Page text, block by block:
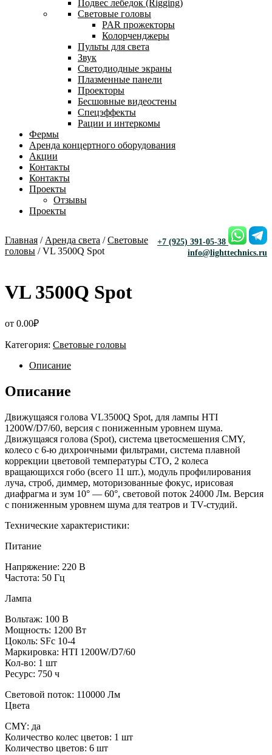
Подвес лебедок (Rigging)
Световые головы
PAR прожекторы
Колорченджеры
Пульты для света
Звук
Светодиодные экраны
Плазменные панели
Проекторы
Бесшовные видеостены
Спецэффекты
Рации и интеркомы
Фермы
Аренда концертного оборудования
Акции
Контакты
Контакты
Проекты
Отзывы
Проекты
+7 (925) 391-05-38
info@lighttechnics.ru
Главная /Аренда света /Световые
головы / VL 3500Q Spot
VL 3500Q Spot
от 0.00₽
Категория: Световые головы
Описание
Описание
Движущаяся голова VL3500Q Spot, для лампы HTI
1200W/D7/60, версия с пониженным уровнем шума.
Движущаяся голова (Spot), система цветосмешения CMY,
колесо с 6-ю дихроичными фильтрами, система плавной
коррекции цветовой температуры CTO, 2 колеса
вращающихся гобо (всего 11 шт.), модуль профилирования
луча, строб, диммер, моторизованные фокус, ирисовая
диафрагма и зум 10° — 60°, световой поток 24000 Лм. Версия
с пониженным уровнем шума для театров и TV-студий.
Технические характеристики:
Питание
Напряжение: 220 В
Частота: 50 Гц
Лампа
Вольтаж: 100 В
Мощность: 1200 Вт
Цоколь: SFc 10-4
Маркировка: HTI 1200W/D7/60
Кол-во: 1 шт
Ресурс: 750 ч
Световой поток: 110000 Лм
Цвета
CMY: да
Количество колес цветов: 1 шт
Количество цветов: 6 шт